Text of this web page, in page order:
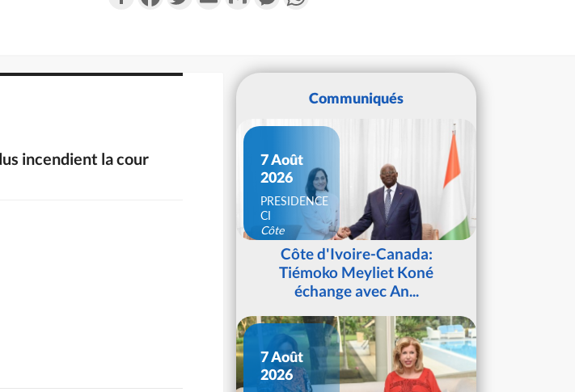
incendient la cour
Communiqués
7 Août
2026
PRESIDENCE
CI
Côte
d'IvoireCôte d'Ivoire-Canada:
Tiémoko Meyliet Koné
échange avec An...
7 Août
2026